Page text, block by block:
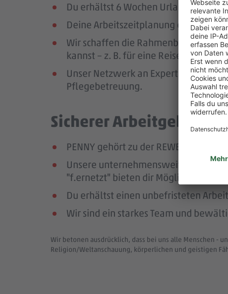
Du erhältst 6 Wochen Urlaub pro Jahr.
Deine Arbeitszeitplanung erfolgt in
Wir schaffen die
kannst – z. B. für eine Reise oder
Unser Netzwerk an Expert:innen
Pflegebetreuung.
Sicherer Arbeitgeber –
PENNY gehört zu der REWE Group,
Unsere unternehmensweiten
"f.ernetzt" bieten dir Möglichkeit
Du erhältst einen unbefristeten
Wir sind ein starkes Team und
Wir betonen ausdrücklich, dass bei uns alle Menschen -
Religion/Weltanschauung, körperlichen und geistigen